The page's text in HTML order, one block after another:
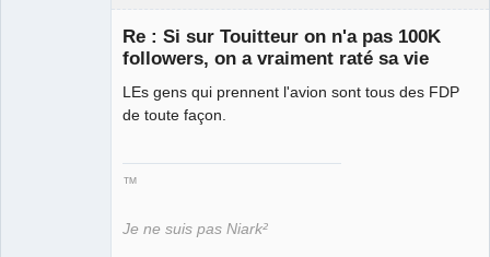
Re : Si sur Touitteur on n'a pas 100K
followers, on a vraiment raté sa vie
LEs gens qui prennent l'avion sont tous des FDP
de toute façon.
™
Je ne suis pas Niark²